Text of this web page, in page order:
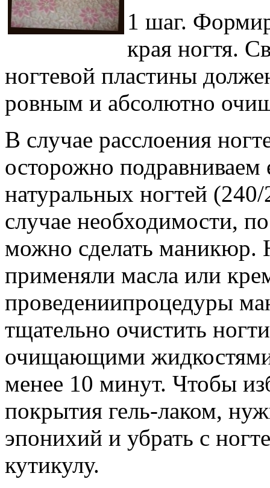
1 шаг.
края ногтя.
ногтевой пластины
ровным и абсолютно
В случае расслоения
осторожно подравниваем
натуральных ногтей
случае необходимости,
можно сделать маникюр.
применяли масла или
проведениипроцедуры
тщательно очистить
очищающими
менее 10 минут. Чтобы
покрытия гель-лаком,
эпонихий и убрать с
кутикулу.